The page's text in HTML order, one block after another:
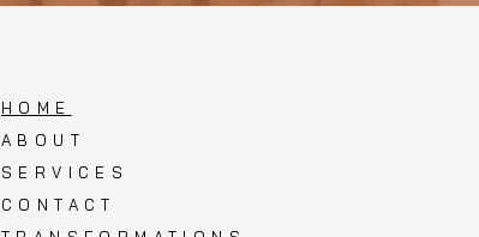
HOME
ABOUT
SERVICES
CONTACT